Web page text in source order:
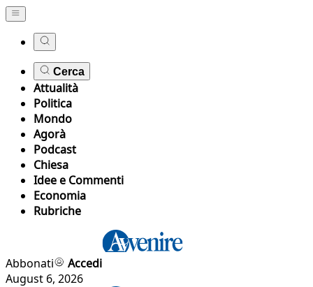
Cerca
Attualità
Politica
Mondo
Agorà
Podcast
Chiesa
Idee e Commenti
Economia
Rubriche
Abbonati
Accedi
August 6, 2026